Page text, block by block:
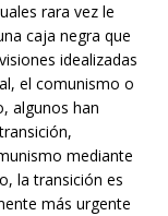
rara vez le
caja negra que
idealizadas
el comunismo o
algunos han
mediante
la transición es
más urgente